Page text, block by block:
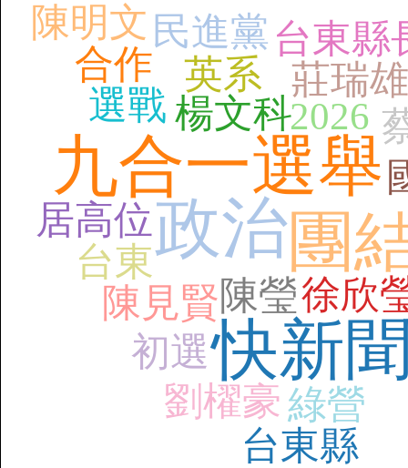
快新
政治
九合一選舉
團
楊文科2026
徐欣
陳見賢
居高位
初選
莊瑞雄
台東縣
劉櫂豪
陳瑩
英系
台東
選戰
綠營
台東縣
民進黨
合作
陳明文